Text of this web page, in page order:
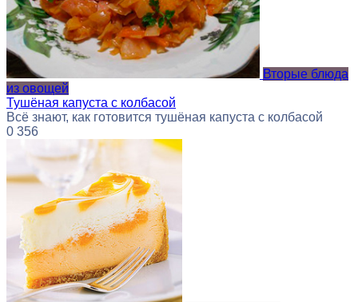
Вторые блюда
из овощей
Тушёная капуста с колбасой
Всё знают, как готовится тушёная капуста с колбасой
0 356